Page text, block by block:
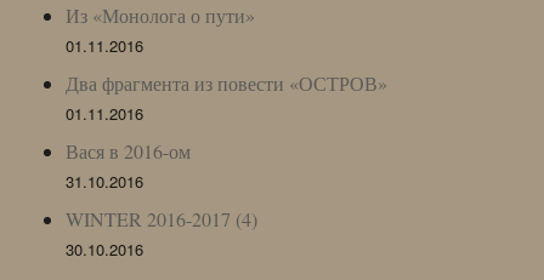
Из «Монолога о пути»
01.11.2016
Два фрагмента из повести «ОСТРОВ»
01.11.2016
Вася в 2016-ом
31.10.2016
WINTER 2016-2017 (4)
30.10.2016